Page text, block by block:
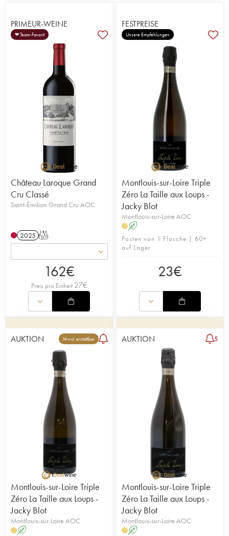
PRIMEUR-WEINE
❤ Team-Favorit
Château Laroque Grand
Cru Classé
Saint-Émilion Grand Cru AOC
2025 T
162€
Preis pro Einheit 27€
FESTPREISE
Unsere Empfehlungen
Montlouis-sur-Loire Triple
Zéro La Taille aux Loups -
Jacky Blot
Montlouis-sur-Loire AOC
HA
Posten von 1 Flasche | 60+
auf Lager
23€
AUKTION Mwst. erstattbar
Montlouis-sur-Loire Triple
Zéro La Taille aux Loups -
Jacky Blot
Montlouis-sur-Loire AOC
H A
AUKTION 5
Montlouis-sur-Loire Triple
Zéro La Taille aux Loups -
Jacky Blot
Montlouis-sur-Loire AOC
HA